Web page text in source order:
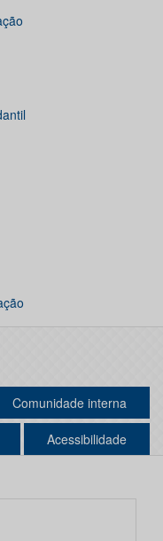
Comunidade interna
Acessibilidade